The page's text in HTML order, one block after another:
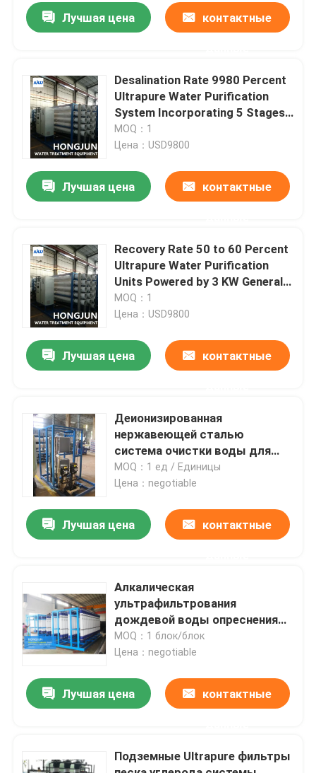
Дом
О нас
Путешествие фабрики
Проверка качества
Новости
Случаи
Оборудование очистки воды обратного осмоза
Лучшая цена контактные
Desalination Rate 9980 Percent
Ultrapure Water Purification
System Incorporating 5 Stages
Filtration And Auto Flush Control
Ensuring Water
MOQ：1
Цена：USD9800
Лучшая цена контактные
Recovery Rate 50 to 60 Percent
Ultrapure Water Purification
Units Powered by 3 KW General
Power Optimized for Medical
and Analytical Laboratories
MOQ：1
Цена：USD9800
Лучшая цена контактные
Деионизированная
нержавеющей сталью
система очистки воды для
Ултрапуре химиката воды
свободно
MOQ：1 ед / Единицы
Цена：negotiable
Лучшая цена контактные
Алкалическая
ультрафильтрования
дождевой воды опреснения
очищения завода система
фильтра фильтрации ультра
MOQ：1 блок/блок
Цена：negotiable
Лучшая цена контактные
Подземные Ultrapure фильтры